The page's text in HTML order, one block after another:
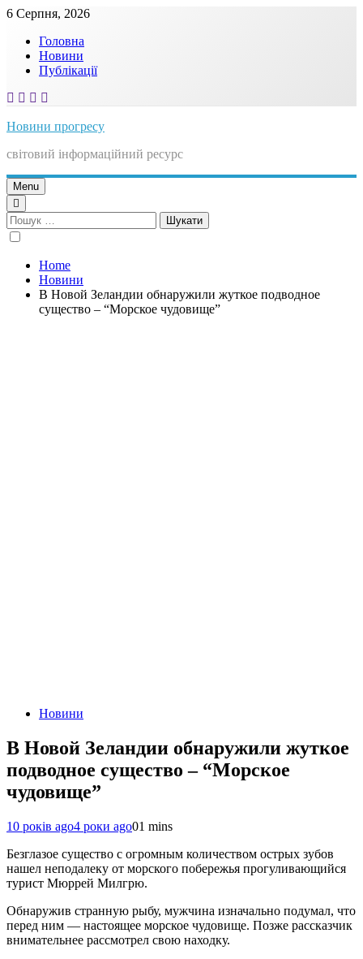
Skip
content
6 Серпня, 2026
Головна
Новини
Публікації
Новини прогресу
світовий інформаційний ресурс
Menu
Пошук:
Home
Новини
В Новой Зеландии обнаружили жуткое подводное
существо – “Морское чудовище”
Новини
В Новой Зеландии обнаружили жуткое
подводное существо – “Морское
чудовище”
10 років ago4 роки ago01 mins
Безглазое существо с огромным количеством острых зубов
нашел неподалеку от морского побережья прогуливающийся
турист Мюррей Милгрю.
Обнаружив странную рыбу, мужчина изначально подумал, что
перед ним — настоящее морское чудовище. Позже рассказчик
внимательнее рассмотрел свою находку.